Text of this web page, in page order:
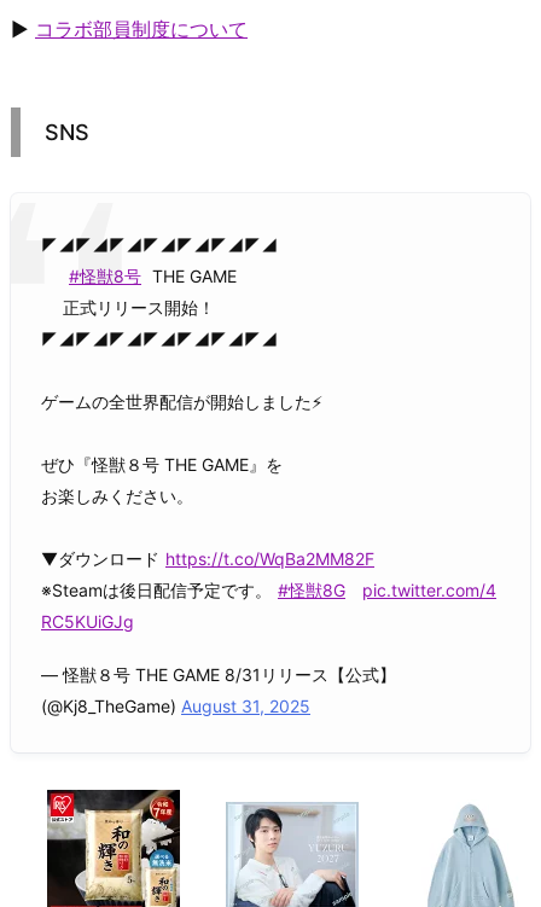
▶ コラボ部員制度について
SNS
◤◢◤◢◤◢◤◢◤◢◤◢◤◢
#怪獣8号 THE GAME
正式リリース開始！
◤◢◤◢◤◢◤◢◤◢◤◢◤◢
ゲームの全世界配信が開始しました⚡️
ぜひ『怪獣８号 THE GAME』を
お楽しみください。
▼ダウンロード https://t.co/WqBa2MM82F
※Steamは後日配信予定です。
#怪獣8G
pic.twitter.com/4
RC5KUiGJg
— 怪獣８号 THE GAME 8/31リリース【公式】
(@Kj8_TheGame) August 31, 2025